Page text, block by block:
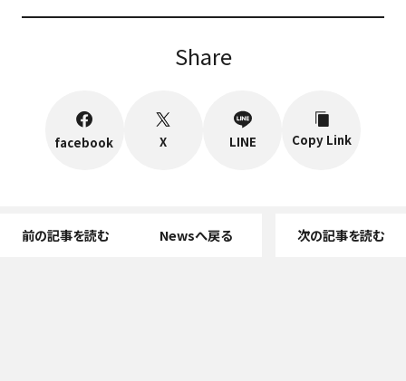
Share
facebook X LINE Copy Link
前の記事を読む Newsへ戻る 次の記事を読む